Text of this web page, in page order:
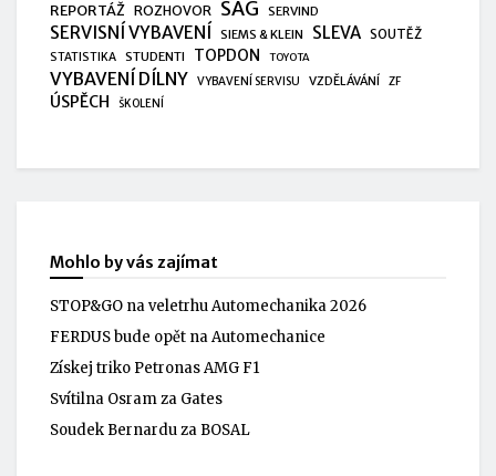
REPORTÁŽ ROZHOVOR SAG SERVIND
SERVISNÍ VYBAVENÍ SIEMS & KLEIN SLEVA SOUTĚŽ
STATISTIKA STUDENTI TOPDON TOYOTA
VYBAVENÍ DÍLNY VYBAVENÍ SERVISU VZDĚLÁVÁNÍ ZF
ÚSPĚCH ŠKOLENÍ
Mohlo by vás zajímat
STOP&GO na veletrhu Automechanika 2026
FERDUS bude opět na Automechanice
Získej triko Petronas AMG F1
Svítilna Osram za Gates
Soudek Bernardu za BOSAL